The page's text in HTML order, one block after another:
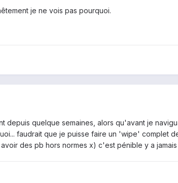
je ne vois pas pourquoi.
depuis quelque semaines, alors qu'avant je
faudrait que je puisse faire un 'wipe' complet
des pb hors normes x) c'est pénible y a